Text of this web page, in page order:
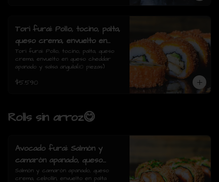
Tori furai: Pollo, tocino, palta,
queso crema, envuelto en
queso cheddar apanado y
salsa anguila(10 piezas)
Tori furai: Pollo, tocino, palta, queso
crema, envuelto en queso cheddar
apanado y salsa anguila(10 piezas)
$5.590
Rolls sin arroz😋
Avocado furai: Salmón y
camarón apanado, queso
crema, cebollín, envuelto en
Salmón y camarón apanado, queso
crema, cebollín, envuelto en palta